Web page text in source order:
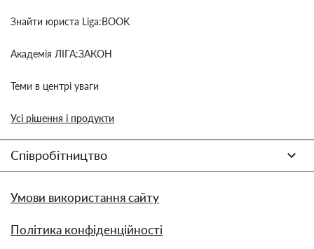
Знайти юриста Liga:BOOK
Академія ЛІГА:ЗАКОН
Теми в центрі уваги
Усі рішення і продукти
Співробітництво
Умови використання сайту
Політика конфіденційності